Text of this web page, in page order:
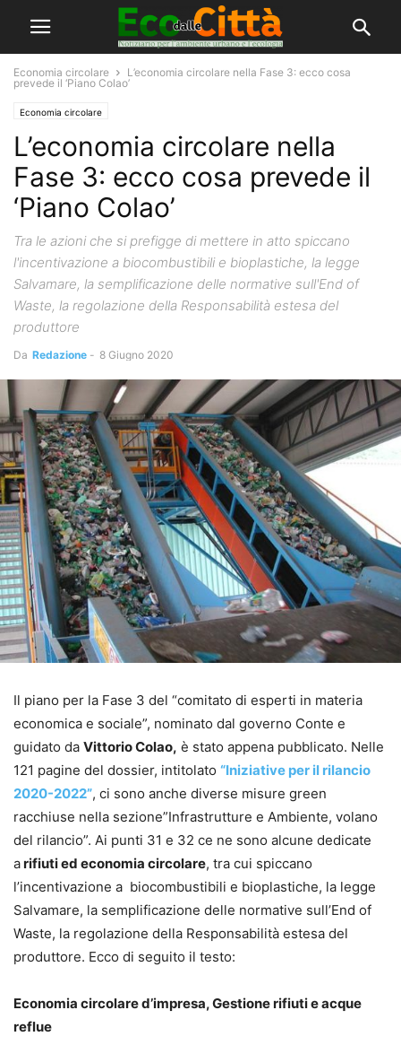
Economia circolare
L’economia circolare nella Fase 3: ecco cosa
prevede il ‘Piano Colao’
Economia circolare
L’economia circolare nella
Fase 3: ecco cosa prevede il
‘Piano Colao’
Tra le azioni che si prefigge di mettere in atto spiccano
l'incentivazione a biocombustibili e bioplastiche, la legge
Salvamare, la semplificazione delle normative sull'End of
Waste, la regolazione della Responsabilità estesa del
produttore
Da Redazione - 8 Giugno 2020
Il piano per la Fase 3 del “comitato di esperti in materia
economica e sociale”, nominato dal governo Conte e
guidato da Vittorio Colao, è stato appena pubblicato. Nelle
121 pagine del dossier, intitolato “Iniziative per il rilancio
2020-2022”, ci sono anche diverse misure green
racchiuse nella sezione”Infrastrutture e Ambiente, volano
del rilancio”. Ai punti 31 e 32 ce ne sono alcune dedicate
arifiuti ed economia circolare, tra cui spiccano
l’incentivazione a biocombustibili e bioplastiche, la legge
Salvamare, la semplificazione delle normative sull’End of
Waste, la regolazione della Responsabilità estesa del
produttore. Ecco di seguito il testo:
Economia circolare d’impresa, Gestione rifiuti e acque
reflue